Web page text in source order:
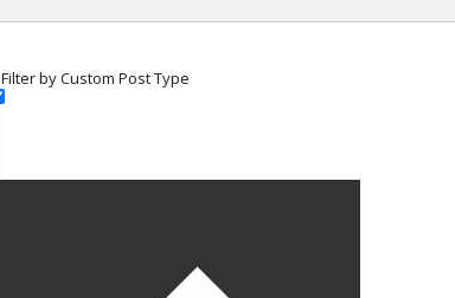
Filter by Custom Post Type